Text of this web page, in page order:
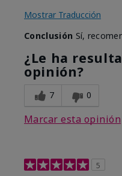
Mostrar Traducción
Conclusión Sí,
¿Le ha
opinión?
7 0
Marcar esta opinión
5